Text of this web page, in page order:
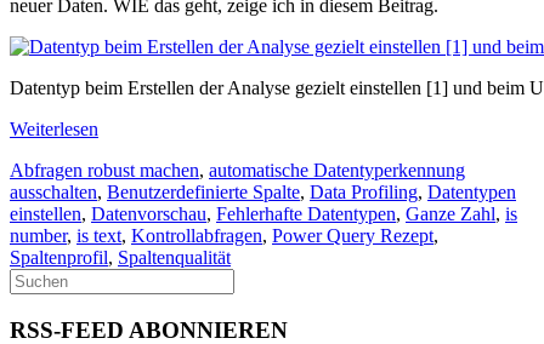
neuer Daten. WIE das geht, zeige ich in diesem Beitrag.
Datentyp beim Erstellen der Analyse gezielt einstellen [1] und beim
Weiterlesen
Abfragen robust machen, automatische Datentyperkennung
ausschalten, Benutzerdefinierte Spalte, Data Profiling, Datentypen
einstellen, Datenvorschau, Fehlerhafte Datentypen, Ganze Zahl, is
number, is text, Kontrollabfragen, Power Query Rezept,
Spaltenprofil, Spaltenqualität
RSS-FEED ABONNIEREN